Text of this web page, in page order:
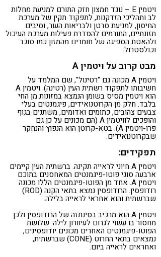
ויטמין E – נוגד חמצון חזק התורם למניעת מחלות
לב ותהליכי הזדקנות, לתפקוד תקין של מערכת
החיסון, למניעת סרטן ולבריאות העור, וסיבים
תזונתיים, התורמים להסדרת פעילות מערכת העיכול
ולהאטת הספיגה של חומרים מהמזון כמו סוכר
וכולסטרול.
מבט קרוב על ויטמין A
ויטמין A מכונה גם "רטינול", שם המלמד על
חשיבותו לתפקוד רשתית העין (רטינה). ויטמין A
הוא ויטמין מסיס בשומן הנמצא במזונות מן החי
בלבד. חלק מן הקרוטנואידים, פיגמנטים בעלי
צבעים צהובים, כתומים ואדומים, משתנים בגוף
והופכים לוויטמין A (הם מכונים על כן גם
פרו-ויטמין A). בטא-קרוטן הוא הנפוץ והנחקר
שבקרוטנואידים.
תפקידים:
ויטמין A חיוני לראייה תקינה. ברשתית העין קיימים
ארבעה סוגי פוטו-פיגמנטים המאחסנים בתוכם
ויטמין A. אחד מן הפוטו-פיגמנטים הללו מכונה
רודופסין. הרודופסין נמצא בתאי הקנה (ROD)
שברשתית והוא אחראי לראייה בלילה.
ויטמין A הוא מרכיב בסינתזה של הרודופסין ולכן
מחסור בו עשוי לגרום לעיוורון לילה. שלושת
הפוטו-פיגמנטים האחרים מכונים יודופסינים,
נמצאים בתאי החרוט (CONE) שברשתית,
ואחראים לראייה ביום.